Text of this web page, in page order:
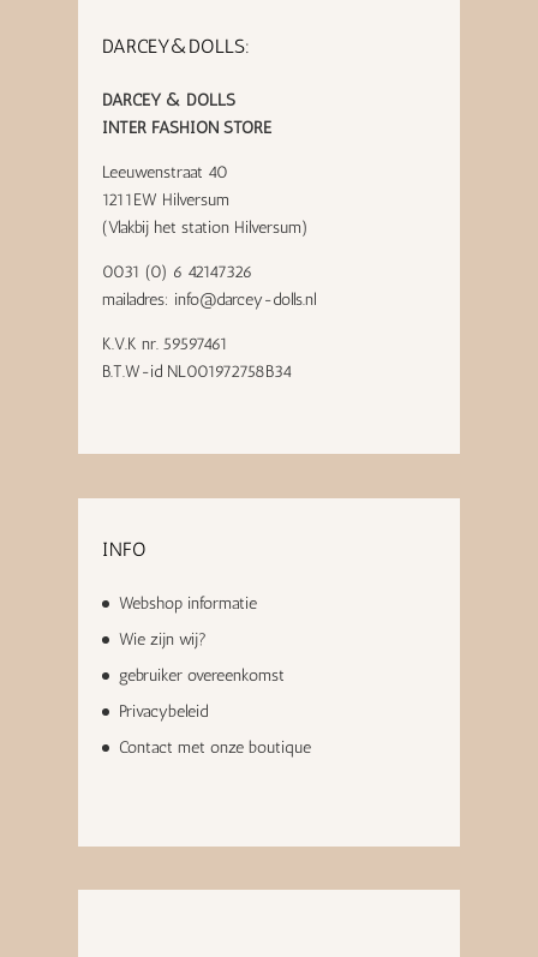
DARCEY&DOLLS:
DARCEY & DOLLS
INTER FASHION STORE
Leeuwenstraat 40
1211EW Hilversum
(Vlakbij het station Hilversum)
0031 (0) 6 42147326
mailadres: info@darcey-dolls.nl
K.V.K nr. 59597461
B.T.W-id NL001972758B34
INFO
Webshop informatie
Wie zijn wij?
gebruiker overeenkomst
Privacybeleid
Contact met onze boutique